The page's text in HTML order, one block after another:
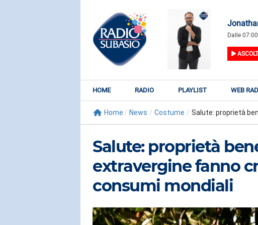
Dalle
HOME RADIO PLAYLIST WEB
Home / News / Costume / Salute: proprietà
Salute: proprietà
extravergine fanno
consumi mondiali
KATY PERRY
Watch It Burn